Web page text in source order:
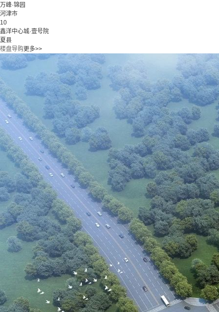
万峰·锦园
河津市
10
鑫洋中心城·壹号院
夏县
楼盘导购更多>>